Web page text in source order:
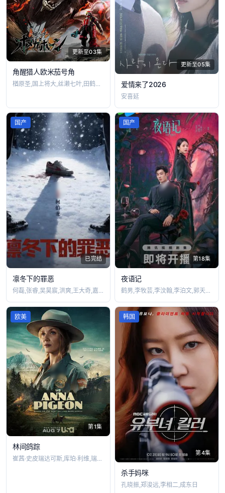
更新至03集
角醒猎人欧米茄号角
楢原圣,国上将大,丝濑七叶,田鹤翔吾,小
更新至05集
爱情来了2026
安喜延
已完结
国产
凛冬下的罪恶
何磊,张睿,吴昊宸,洪爽,王大奇,嘉泽,
第18集
国产
夜语记
鹤男,李牧芸,李汶翰,李泊文,郭天祺,徐
第1集
欧美
林间鸽踪
崔茜·史皮瑞达可斯,库珀·利维,瑞恩·诺
第4集
韩国
杀手妈咪
孔晓振,郑浚远,李相二,成东日